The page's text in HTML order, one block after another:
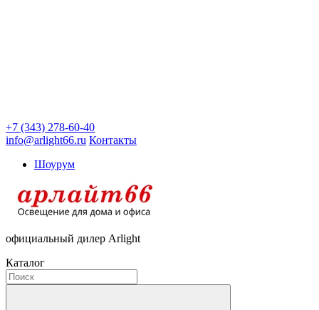
+7 (343) 278-60-40
info@arlight66.ru Контакты
Шоурум
официальный дилер Arlight
Каталог